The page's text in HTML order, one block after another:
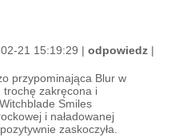
02-21 15:19:29 |odpowiedz |
przypominająca Blur w
trochę zakręcona i
Smiles
i naładowanej
zaskoczyła.